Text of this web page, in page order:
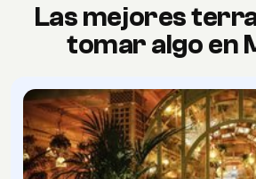
Las mejores
tomar algo en